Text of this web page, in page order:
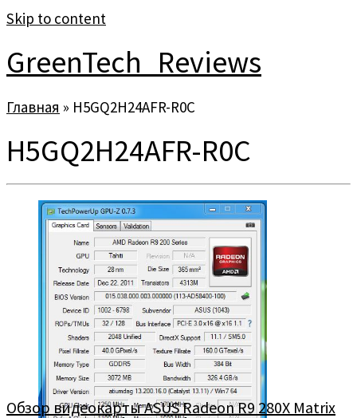
Skip to content
GreenTech_Reviews
Главная » H5GQ2H24AFR-R0C
H5GQ2H24AFR-R0C
Обзор видеокарты ASUS Radeon R9 280X Matrix